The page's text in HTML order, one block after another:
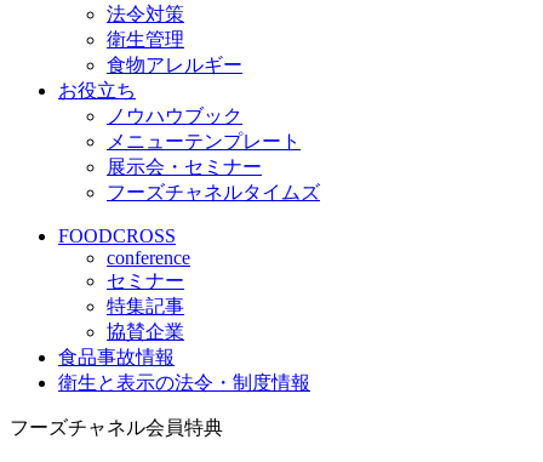
法令対策
衛生管理
食物アレルギー
お役立ち
ノウハウブック
メニューテンプレート
展示会・セミナー
フーズチャネルタイムズ
FOODCROSS
conference
セミナー
特集記事
協賛企業
食品事故情報
衛生と表示の法令・制度情報
フーズチャネル会員特典